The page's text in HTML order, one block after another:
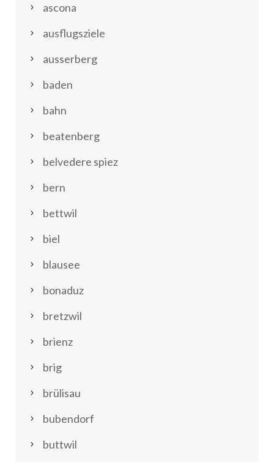
ascona
ausflugsziele
ausserberg
baden
bahn
beatenberg
belvedere spiez
bern
bettwil
biel
blausee
bonaduz
bretzwil
brienz
brig
brülisau
bubendorf
buttwil